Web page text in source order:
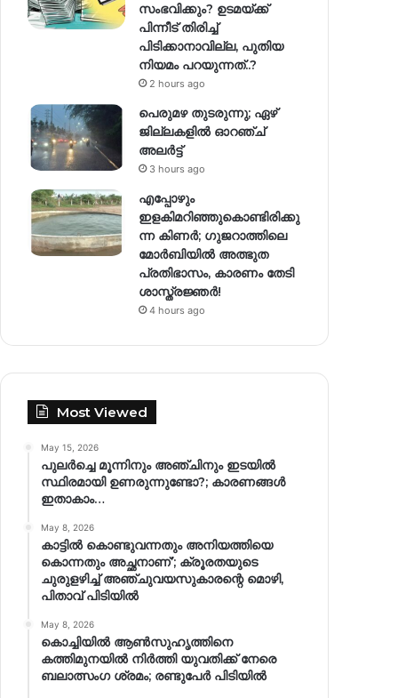
സംഭവിക്കും? ഉടമയ്ക്ക്
പിന്നീട് തിരിച്ച്
പിടിക്കാനാവില്ല, പുതിയ
നിയമം പറയുന്നത്..?
2 hours ago
പെരുമഴ തുടരുന്നു; ഏഴ്
ജില്ലകളിൽ ഓറഞ്ച്
അലർട്ട്
3 hours ago
എപ്പോഴും
ഇളകിമറിഞ്ഞുകൊണ്ടിരിക്കു
ന്ന കിണര്‍; ഗുജറാത്തിലെ
മോർബിയിൽ അത്ഭുത
പ്രതിഭാസം, കാരണം തേടി
ശാസ്ത്രജ്ഞർ!
4 hours ago
Most Viewed
May 15, 2026
പുലർച്ചെ മൂന്നിനും അഞ്ചിനും ഇടയിൽ
സ്ഥിരമായി ഉണരുന്നുണ്ടോ?; കാരണങ്ങള്‍
ഇതാകാം…
May 8, 2026
കാട്ടിൽ കൊണ്ടുവന്നതും അനിയത്തിയെ
കൊന്നതും അച്ഛനാണ്’; ക്രൂരതയുടെ
ചുരുളഴിച്ച് അഞ്ചുവയസുകാരന്റെ മൊഴി,
പിതാവ് പിടിയിൽ
May 8, 2026
കൊച്ചിയിൽ ആൺസുഹൃത്തിനെ
കത്തിമുനയിൽ നിർത്തി യുവതിക്ക് നേരെ
ബലാത്സംഗ​ ശ്രമം; രണ്ടുപേർ പിടിയിൽ